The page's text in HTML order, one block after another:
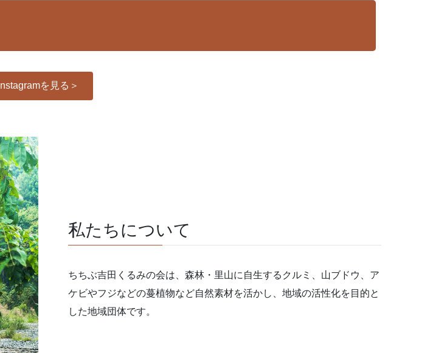
Instagramを見る＞
私たちについて
ちちぶ吉田くるみの会は、森林・里山に自生するクルミ、山ブドウ、ア
ケビやフジなどの蔓植物など自然素材を活かし、地域の活性化を目的と
した地域団体です。